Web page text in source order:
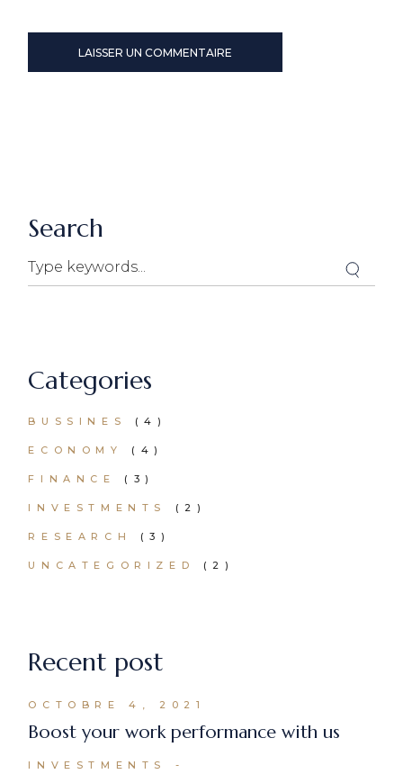
LAISSER UN COMMENTAIRE
Search
Categories
BUSSINES (4)
ECONOMY (4)
FINANCE (3)
INVESTMENTS (2)
RESEARCH (3)
UNCATEGORIZED (2)
Recent post
OCTOBRE 4, 2021
Boost your work performance with us
INVESTMENTS